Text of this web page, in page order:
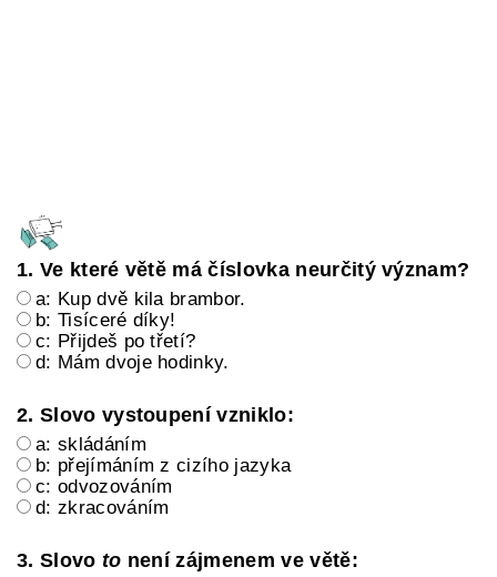
1. Ve které větě má číslovka neurčitý význam?
a: Kup dvě kila brambor.
b: Tisíceré díky!
c: Přijdeš po třetí?
d: Mám dvoje hodinky.
2. Slovo vystoupení vzniklo:
a: skládáním
b: přejímáním z cizího jazyka
c: odvozováním
d: zkracováním
3. Slovo to není zájmenem ve větě: